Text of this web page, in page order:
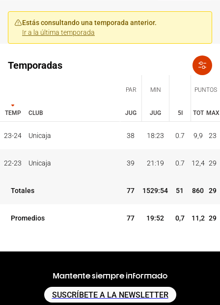
Estás consultando una temporada anterior.
Ir a la última temporada
Temporadas
TEMP CLUB
PAR MIN
5I
PUNTOS
JUG JUG TOT MAX
TEMP CLUB
PAR MIN
5I
PUNTOS
23-24 Unicaja 38 18:23 0.7 9,9 23
22-23 Unicaja 39 21:19 0.7 12,4 29
Totales 77 1529:54 51 860 29
Promedios 77 19:52 0,7 11,2 29
Mantente siempre informado
SUSCRÍBETE A LA NEWSLETTER